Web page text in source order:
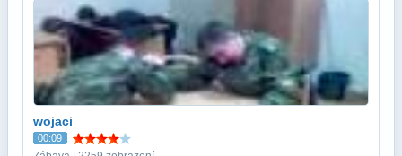
wojaci
00:09